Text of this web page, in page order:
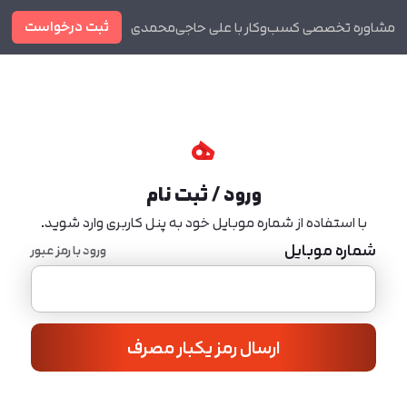
مشاوره تخصصی کسب‌وکار با علی حاجی‌محمدی ثبت درخواست
ورود / ثبت نام
با استفاده از شماره موبایل خود به پنل کاربری وارد شوید.
شماره موبایل ورود با رمز عبور
ارسال رمز یکبار مصرف